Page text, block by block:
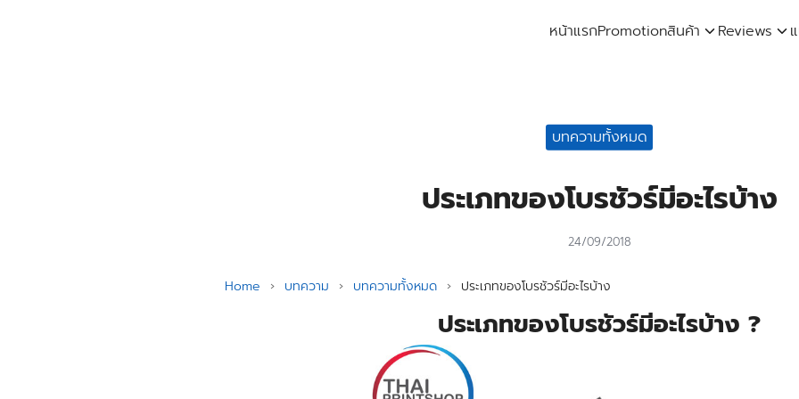
หน้าแรกPromotionสินค้า Reviews
บทความทั้งหมด
ประเภทของโบรชัวร์มีอะไรบ้าง
24/09/2018
Home › บทความ › บทความทั้งหมด › ประเภทของโบรชัวร์มีอะไรบ้าง
ประเภทของโบรชัวร์มีอะไรบ้าง ?